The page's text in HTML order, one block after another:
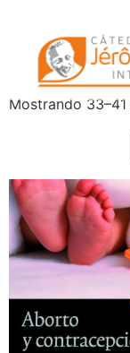
Tienda
Mostrando